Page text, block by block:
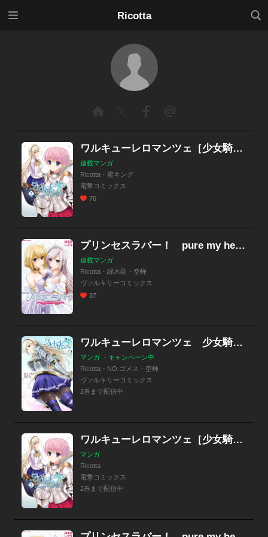
Ricotta
検索
ワルキューレロマンツェ［少女騎士物語］
連載マンガ
Ricotta・蜜キング
電撃コミックス
76
プリンセスラバー！ pure my heart
連載マンガ
Ricotta・緑木邑・空蝉
ヴァルキリーコミックス
37
ワルキューレロマンツェ 少女騎士物語
マンガ ・キャンペーン中
Ricotta・NO.ゴメス・空蝉
ヴァルキリーコミックス
2巻まで配信中
ワルキューレロマンツェ［少女騎士物語］
マンガ
Ricotta
電撃コミックス
2巻まで配信中